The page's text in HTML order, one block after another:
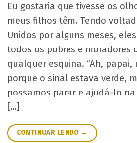
Eu gostaria que tivesse os
meus filhos têm. Tendo
Unidos por alguns meses,
todos os pobres e moradores
qualquer esquina. “Ah, papai,
porque o sinal estava verde,
possamos parar e ajudá-lo na
[…]
CONTINUAR LENDO →